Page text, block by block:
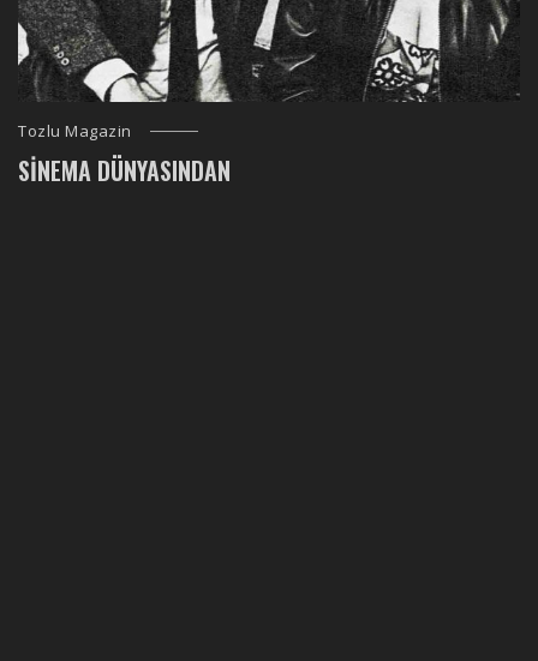
Tozlu Magazin
SINEMA DÜNYASINDAN